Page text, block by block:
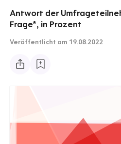
Antwort der
Frage*, in Prozent
Veröffentlicht am 19.08.2022